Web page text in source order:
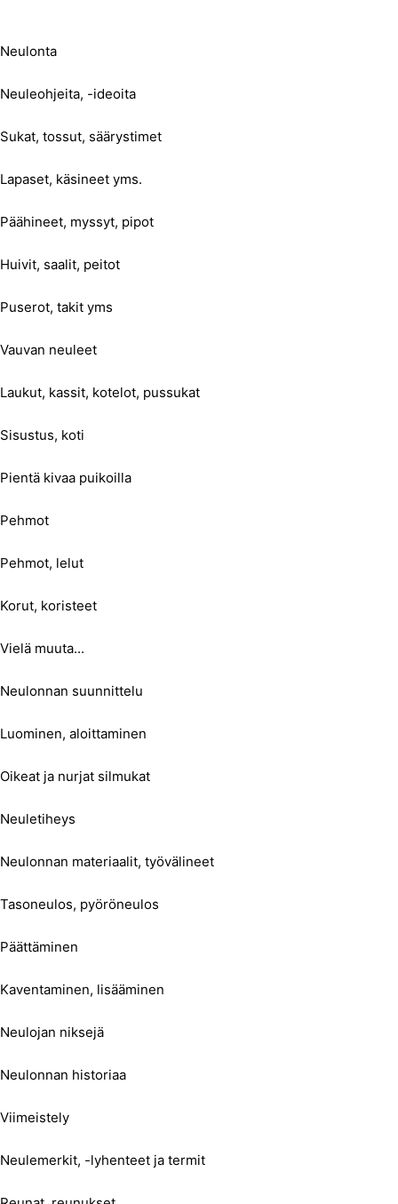
Neulonta
Neuleohjeita, -ideoita
Sukat, tossut, säärystimet
Lapaset, käsineet yms.
Päähineet, myssyt, pipot
Huivit, saalit, peitot
Puserot, takit yms
Vauvan neuleet
Laukut, kassit, kotelot, pussukat
Sisustus, koti
Pientä kivaa puikoilla
Pehmot
Pehmot, lelut
Korut, koristeet
Vielä muuta...
Neulonnan suunnittelu
Luominen, aloittaminen
Oikeat ja nurjat silmukat
Neuletiheys
Neulonnan materiaalit, työvälineet
Tasoneulos, pyöröneulos
Päättäminen
Kaventaminen, lisääminen
Neulojan niksejä
Neulonnan historiaa
Viimeistely
Neulemerkit, -lyhenteet ja termit